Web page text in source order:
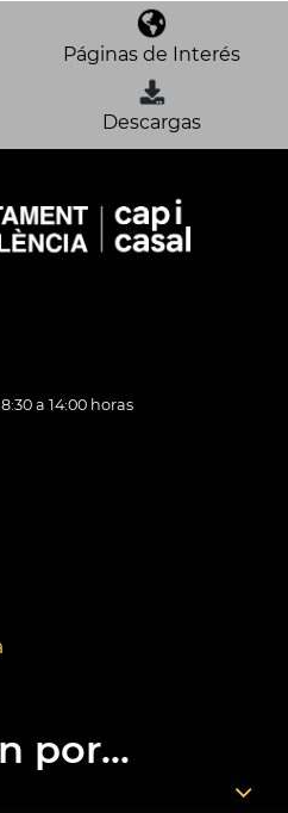
Páginas de Interés
Descargas
a 14:00 horas
por...